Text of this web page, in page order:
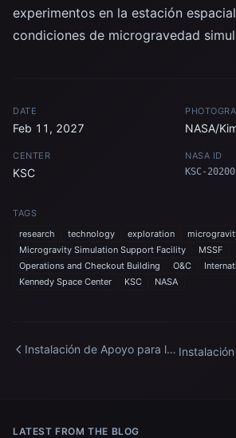
experimentos en la estación
condiciones de microgravedad
DATE
Feb 11, 2027 NASA/
CENTER
KSC
NASA ID
KSC-
TAGS
research
technology exploration
Microgravity Simulation Support Facility
MSSF
Operations and Checkout Building
O&C
Kennedy Space Center
KSC NASA
Instalación de Apoyo para la
LATEST FROM THE BLOG